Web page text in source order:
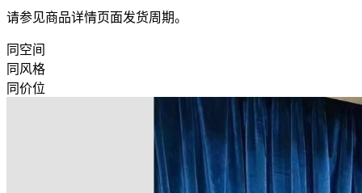
请参见商品详情页面发货周期。
同空间
同风格
同价位